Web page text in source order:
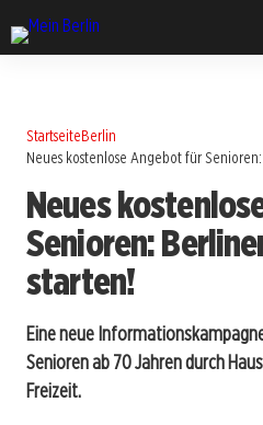
StartseiteBerlin
Neues kostenlose Angebot für
Neues
Senioren:
starten!
Eine neue
Senioren ab 70 Jahren durch
Freizeit.